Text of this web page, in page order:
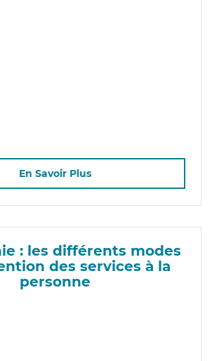
En Savoir Plus
: les différents modes
des services à la
personne